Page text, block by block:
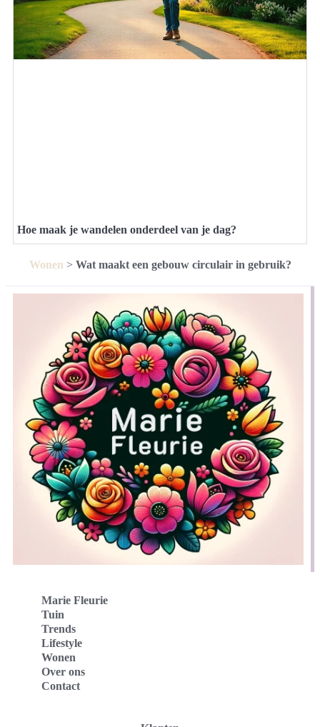
Hoe maak je wandelen onderdeel van je dag?
Wonen > Wat maakt een gebouw circulair in gebruik?
Marie Fleurie
Tuin
Trends
Lifestyle
Wonen
Over ons
Contact